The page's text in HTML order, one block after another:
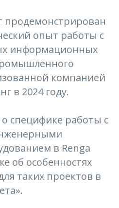
продемонстрирован
опыт работы с
информационных
компанией
в 2024 году.
специфике работы с
в Renga
об особенностях
таких проектов в